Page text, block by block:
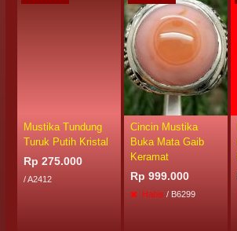
Mustika Tundung
Turuk Putih Kristal
Rp 275.000
/ A2412
Cincin Mustika
Buka Mata Gaib
Keramat
Rp 999.000
Habis / B6299